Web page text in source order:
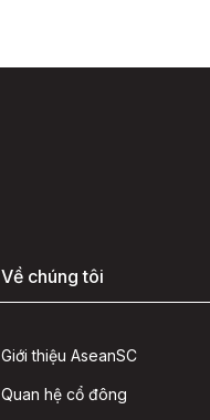
Về chúng tôi
Giới thiệu AseanSC
Quan hệ cổ đông